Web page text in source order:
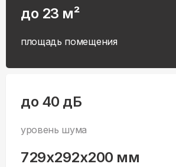
до 23 м²
площадь помещения
до 40 дБ
уровень шума
729x292x200 мм